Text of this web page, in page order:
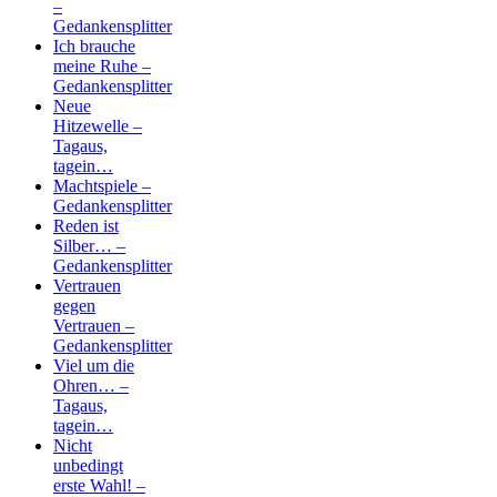
–
Gedankensplitter
Ich brauche
meine Ruhe –
Gedankensplitter
Neue
Hitzewelle –
Tagaus,
tagein…
Machtspiele –
Gedankensplitter
Reden ist
Silber… –
Gedankensplitter
Vertrauen
gegen
Vertrauen –
Gedankensplitter
Viel um die
Ohren… –
Tagaus,
tagein…
Nicht
unbedingt
erste Wahl! –